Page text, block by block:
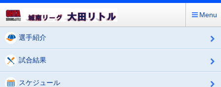
Menu
選手紹介
試合結果
スケジュール